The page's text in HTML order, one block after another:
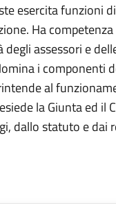
esercita funzioni
Ha
degli assessori e
i componenti
al
la Giunta ed il
dallo statuto e dai